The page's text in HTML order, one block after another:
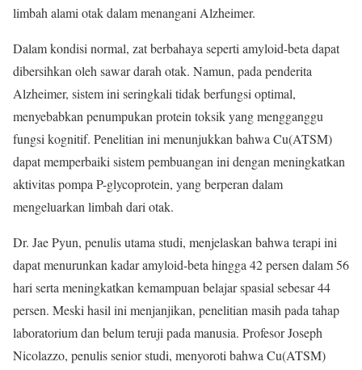
limbah alami otak dalam menangani Alzheimer.
Dalam kondisi normal, zat berbahaya seperti amyloid-beta dapat
dibersihkan oleh sawar darah otak. Namun, pada penderita
Alzheimer, sistem ini seringkali tidak berfungsi optimal,
menyebabkan penumpukan protein toksik yang mengganggu
fungsi kognitif. Penelitian ini menunjukkan bahwa Cu(ATSM)
dapat memperbaiki sistem pembuangan ini dengan meningkatkan
aktivitas pompa P-glycoprotein, yang berperan dalam
mengeluarkan limbah dari otak.
Dr. Jae Pyun, penulis utama studi, menjelaskan bahwa terapi ini
dapat menurunkan kadar amyloid-beta hingga 42 persen dalam 56
hari serta meningkatkan kemampuan belajar spasial sebesar 44
persen. Meski hasil ini menjanjikan, penelitian masih pada tahap
laboratorium dan belum teruji pada manusia. Profesor Joseph
Nicolazzo, penulis senior studi, menyoroti bahwa Cu(ATSM)